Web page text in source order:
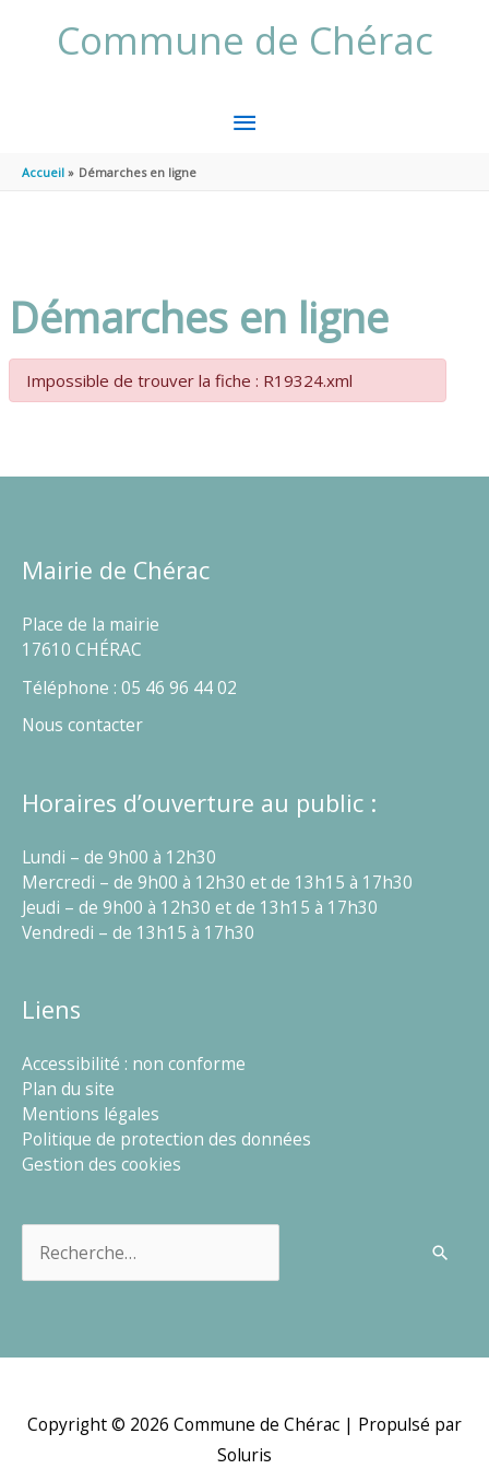
Commune de Chérac
MENU
Accueil Démarches en ligne
Démarches en ligne
Impossible de trouver la fiche : R19324.xml
Mairie de Chérac
Place de la mairie
17610 CHÉRAC
Téléphone : 05 46 96 44 02
Nous contacter
Horaires d’ouverture au public :
Lundi – de 9h00 à 12h30
Mercredi – de 9h00 à 12h30 et de 13h15 à 17h30
Jeudi – de 9h00 à 12h30 et de 13h15 à 17h30
Vendredi – de 13h15 à 17h30
Liens
Accessibilité : non conforme
Plan du site
Mentions légales
Politique de protection des données
Gestion des cookies
Copyright © 2026 Commune de Chérac | Propulsé par
Soluris